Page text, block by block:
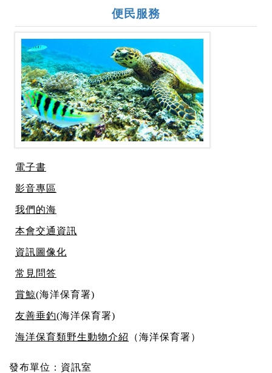
便民服務
電子書
影音專區
我們的海
本會交通資訊
資訊圖像化
常見問答
賞鯨(海洋保育署)
友善垂釣(海洋保育署)
海洋保育類野生動物介紹 （海洋保育署）
發布單位： 資訊室